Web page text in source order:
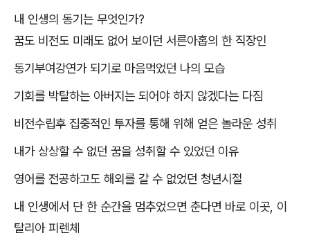
내 인생의 동기는 무엇인가?
꿈도 비전도 미래도 없어 보이던 서른아홉의 한 직장인
동기부여강연가 되기로 마음먹었던 나의 모습
기회를 박탈하는 아버지는 되어야 하지 않겠다는 다짐
비전수립후 집중적인 투자를 통해 위해 얻은 놀라운 성취
내가 상상할 수 없던 꿈을 성취할 수 있었던 이유
영어를 전공하고도 해외를 갈 수 없었던 청년시절
내 인생에서 단 한 순간을 멈추었으면 춘다면 바로 이곳 이
탈리아 피렌체